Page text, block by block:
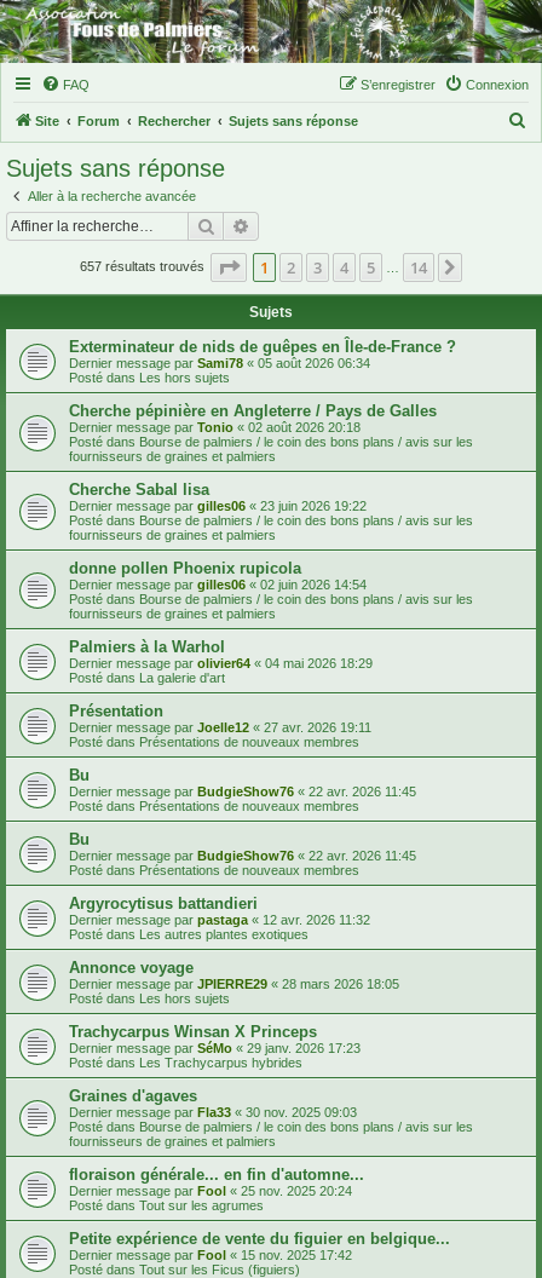
FAQ Connexion
S’enregistrer
Site Forum Rechercher Sujets sans réponse
c
Sujets sans réponse
Aller à la recherche avancée
Rechercher
657 résultats trouvés Page 1sur14
1 2 3 4 5 14
Sujets
Exterminateur de nids de guêpes en Île-de-France ?
Dernier message par Sami78 « 05 août 2026 06:34
Posté dans Les hors sujets
Cherche pépinière en Angleterre / Pays de Galles
Dernier message par Tonio « 02 août 2026 20:18
Posté dans Bourse de palmiers / le coin des bons plans / avis sur les
fournisseurs de graines et palmiers
Cherche Sabal lisa
Dernier message par gilles06 « 23 juin 2026 19:22
Posté dans Bourse de palmiers / le coin des bons plans / avis sur les
fournisseurs de graines et palmiers
donne pollen Phoenix rupicola
Dernier message par gilles06 « 02 juin 2026 14:54
Posté dans Bourse de palmiers / le coin des bons plans / avis sur les
fournisseurs de graines et palmiers
Palmiers à la Warhol
Dernier message par olivier64 « 04 mai 2026 18:29
Posté dans La galerie d'art
Présentation
Dernier message par Joelle12 « 27 avr. 2026 19:11
Posté dans Présentations de nouveaux membres
Bu
Dernier message par BudgieShow76 « 22 avr. 2026 11:45
Posté dans Présentations de nouveaux membres
Bu
Dernier message par BudgieShow76 « 22 avr. 2026 11:45
Posté dans Présentations de nouveaux membres
Argyrocytisus battandieri
Dernier message par pastaga « 12 avr. 2026 11:32
Posté dans Les autres plantes exotiques
Annonce voyage
Dernier message par JPIERRE29 « 28 mars 2026 18:05
Posté dans Les hors sujets
Trachycarpus Winsan X Princeps
Dernier message par SéMo « 29 janv. 2026 17:23
Posté dans Les Trachycarpus hybrides
Graines d'agaves
Dernier message par Fla33 « 30 nov. 2025 09:03
Posté dans Bourse de palmiers / le coin des bons plans / avis sur les
fournisseurs de graines et palmiers
floraison générale... en fin d'automne...
Dernier message par Fool « 25 nov. 2025 20:24
Posté dans Tout sur les agrumes
Petite expérience de vente du figuier en belgique...
Dernier message par Fool « 15 nov. 2025 17:42
Posté dans Tout sur les Ficus (figuiers)